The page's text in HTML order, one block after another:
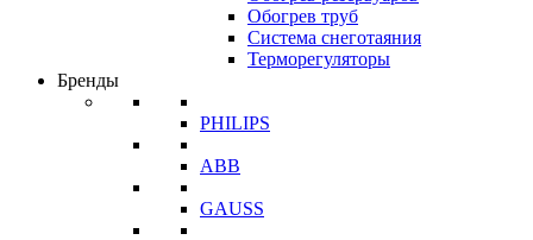
Обогрев труб
Система снеготаяния
Терморегуляторы
Бренды
PHILIPS
ABB
GAUSS